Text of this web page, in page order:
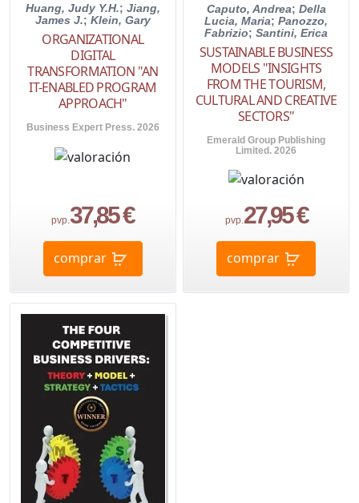
Huang, Judy Y.H.; Jiang,
James J.; Klein, Gary
ORGANIZATIONAL
DIGITAL
TRANSFORMATION "AN
IT-ENABLED PROGRAM
APPROACH"
Business Expert Press. 2026
pvp.37,85 €
comprar
Caputo, Andrea; Della
Lucia, Maria;Panozzo,
Fabrizio;Santini, Erica
SUSTAINABLE BUSINESS
MODELS "INSIGHTS
FROM THE TOURISM,
CULTURAL AND CREATIVE
SECTORS"
Emerald Group Publishing
Limited. 2026
pvp.27,95 €
comprar